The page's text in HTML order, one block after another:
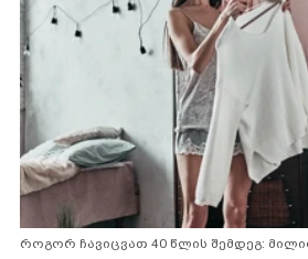
როგორ ჩავიცვათ 40 წლის შემდეგ: